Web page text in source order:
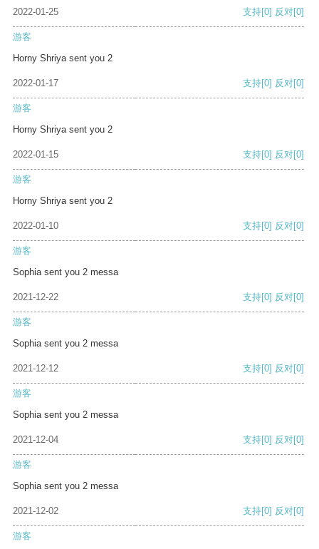
2022-01-25 支持[0] 反对[0]
游客
Horny Shriya sent you 2
2022-01-17 支持[0] 反对[0]
游客
Horny Shriya sent you 2
2022-01-15 支持[0] 反对[0]
游客
Horny Shriya sent you 2
2022-01-10 支持[0] 反对[0]
游客
Sophia sent you 2 messa
2021-12-22 支持[0] 反对[0]
游客
Sophia sent you 2 messa
2021-12-12 支持[0] 反对[0]
游客
Sophia sent you 2 messa
2021-12-04 支持[0] 反对[0]
游客
Sophia sent you 2 messa
2021-12-02 支持[0] 反对[0]
游客